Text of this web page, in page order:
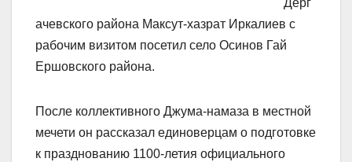
Дерг
ачевского района Максут-хазрат Иркалиев с
рабочим визитом посетил село Осинов Гай
Ершовского района.
После коллективного Джума-намаза в местной
мечети он рассказал единоверцам о подготовке
к празднованию 1100-летия официального